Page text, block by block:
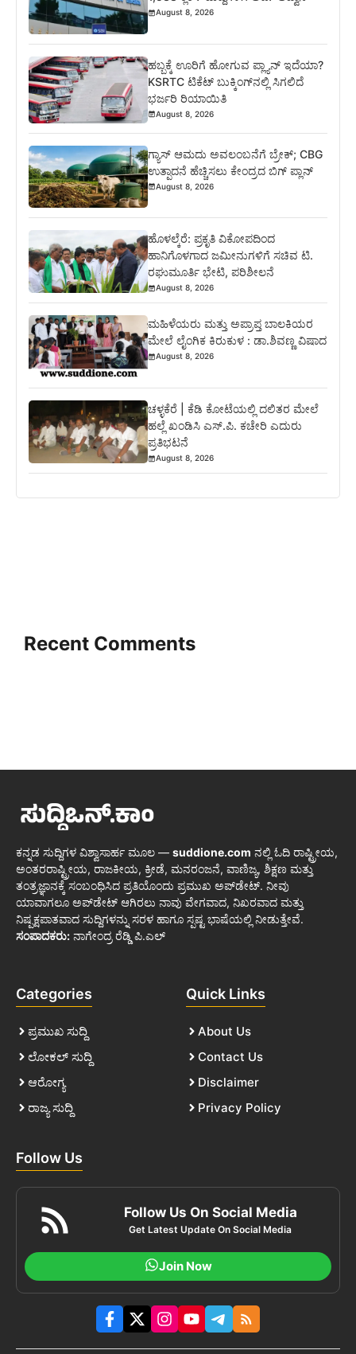
August 8, 2026
ಹಬ್ಬಕ್ಕೆ ಊರಿಗೆ ಹೋಗುವ ಪ್ಲ್ಯಾನ್ ಇದೆಯಾ?
KSRTC ಟಿಕೆಟ್ ಬುಕ್ಕಿಂಗ್‌ನಲ್ಲಿ ಸಿಗಲಿದೆ
ಭರ್ಜರಿ ರಿಯಾಯಿತಿ
August 8, 2026
ಗ್ಯಾಸ್ ಆಮದು ಅವಲಂಬನೆಗೆ ಬ್ರೇಕ್; CBG
ಉತ್ಪಾದನೆ ಹೆಚ್ಚಿಸಲು ಕೇಂದ್ರದ ಬಿಗ್ ಪ್ಲಾನ್
August 8, 2026
ಹೊಳಲ್ಕೆರೆ: ಪ್ರಕೃತಿ ವಿಕೋಪದಿಂದ
ಹಾನಿಗೊಳಗಾದ ಜಮೀನುಗಳಿಗೆ ಸಚಿವ ಟಿ.
ರಘುಮೂರ್ತಿ ಭೇಟಿ, ಪರಿಶೀಲನೆ
August 8, 2026
ಮಹಿಳೆಯರು ಮತ್ತು ಅಪ್ರಾಪ್ತ ಬಾಲಕಿಯರ
ಮೇಲೆ ಲೈಂಗಿಕ ಕಿರುಕುಳ : ಡಾ.ಶಿವಣ್ಣ ವಿಷಾದ
August 8, 2026
ಚಳ್ಳಕೆರೆ | ಕೆಡಿ ಕೋಟೆಯಲ್ಲಿ ದಲಿತರ ಮೇಲೆ
ಹಲ್ಲೆ ಖಂಡಿಸಿ ಎಸ್.ಪಿ. ಕಚೇರಿ ಎದುರು
ಪ್ರತಿಭಟನೆ
August 8, 2026
Recent Comments
ಕನ್ನಡ ಸುದ್ದಿಗಳ ವಿಶ್ವಾಸಾರ್ಹ ಮೂಲ — suddione.com ನಲ್ಲಿ ಓದಿ ರಾಷ್ಟ್ರೀಯ,
ಅಂತರರಾಷ್ಟ್ರೀಯ, ರಾಜಕೀಯ, ಕ್ರೀಡೆ, ಮನರಂಜನೆ, ವಾಣಿಜ್ಯ, ಶಿಕ್ಷಣ ಮತ್ತು
ತಂತ್ರಜ್ಞಾನಕ್ಕೆ ಸಂಬಂಧಿಸಿದ ಪ್ರತಿಯೊಂದು ಪ್ರಮುಖ ಅಪ್‌ಡೇಟ್. ನೀವು
ಯಾವಾಗಲೂ ಅಪ್‌ಡೇಟ್ ಆಗಿರಲು ನಾವು ವೇಗವಾದ, ನಿಖರವಾದ ಮತ್ತು
ನಿಷ್ಪಕ್ಷಪಾತವಾದ ಸುದ್ದಿಗಳನ್ನು ಸರಳ ಹಾಗೂ ಸ್ಪಷ್ಟ ಭಾಷೆಯಲ್ಲಿ ನೀಡುತ್ತೇವೆ.
ಸಂಪಾದಕರು: ನಾಗೇಂದ್ರ ರೆಡ್ಡಿ ಪಿ.ಎಲ್
Categories
ಪ್ರಮುಖ ಸುದ್ದಿ
ಲೋಕಲ್ ಸುದ್ದಿ
ಆರೋಗ್ಯ
ರಾಜ್ಯ ಸುದ್ದಿ
Quick Links
About Us
Contact Us
Disclaimer
Privacy Policy
Follow Us
Follow Us On Social Media
Get Latest Update On Social Media
Join Now